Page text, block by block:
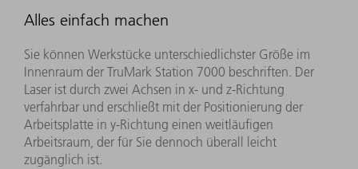
Alles einfach machen
Sie können Werkstücke unterschiedlichster Größe im
Innenraum der TruMark Station 7000 beschriften. Der
Laser ist durch zwei Achsen in x- und z-Richtung
verfahrbar und erschließt mit der Positionierung der
Arbeitsplatte in y-Richtung einen weitläufigen
Arbeitsraum, der für Sie dennoch überall leicht
zugänglich ist.